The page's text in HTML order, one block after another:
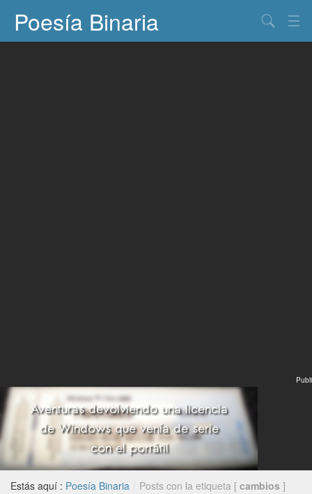
Poesía Binaria
Publi
Estás aquí : Poesía Binaria / Posts con la etiqueta [ cambios ]